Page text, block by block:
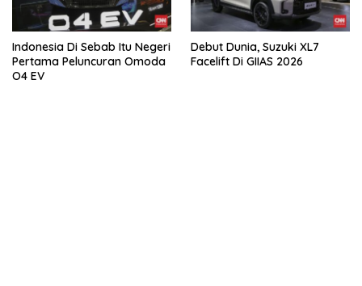
Indonesia Di Sebab Itu Negeri
Pertama Peluncuran Omoda
O4 EV
Debut Dunia, Suzuki XL7
Facelift Di GIIAS 2026